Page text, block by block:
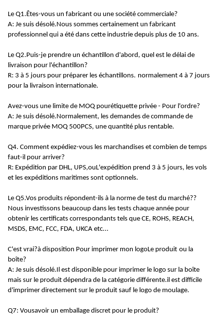
Le Q1.Êtes-vous un fabricant ou une société commerciale?
A: Je suis désolé.Nous sommes certainement un fabricant
professionnel qui a été dans cette industrie depuis plus de 10 ans.
Le Q2.Puis-je prendre un échantillon d'abord, quel est le délai de
livraison pour l'échantillon?
R: 3 à 5 jours pour préparer les échantillons. normalement 4 à 7 jours
pour la livraison internationale.
Avez-vous une limite de MOQ pourétiquette privée - Pour l'ordre?
A: Je suis désolé.Normalement, les demandes de commande de
marque privée MOQ 500PCS, une quantité plus rentable.
Q4. Comment expédiez-vous les marchandises et combien de temps
faut-il pour arriver?
R: Expédition par DHL, UPS,ouL'expédition prend 3 à 5 jours, les vols
et les expéditions maritimes sont optionnels.
Le Q5.Vos produits répondent-ils à la norme de test du marché??
Nous investissons beaucoup dans les tests chaque année pour
obtenir les certificats correspondants tels que CE, ROHS, REACH,
MSDS, EMC, FCC, FDA, UKCA etc...
C'est vrai?à disposition Pour imprimer mon logoLe produit ou la
boîte?
A: Je suis désolé.Il est disponible pour imprimer le logo sur la boîte
mais sur le produit dépendra de la catégorie différente.il est difficile
d'imprimer directement sur le produit sauf le logo de moulage.
Q7: Vousavoir un emballage discret pour le produit?